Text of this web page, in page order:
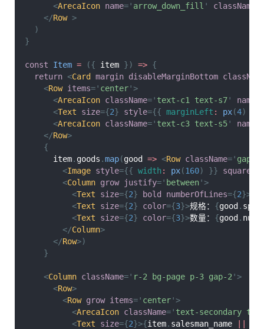
<ArecaIcon name=' arrow_down_fill ' className
</Row >
)
}
const Item = ({ item }) => {
return <Card margin disableMarginBottom
<Row items=' center'>
<ArecaIcon className=' text-c1 text-s7' name
<Text size={2} style={{ marginLeft : px(4)
<ArecaIcon className=' text-c3 text-s5' name
</Row>
{
      item
. goods .map(good => <Row className=' gap-3
<Image style={{ width : px(160) }} square
<Column grow justify=' between'>
<Text size={2} bold numberOfLines={2}>
<Text size={2} color={3}>规格： {good . spec
<Text size={2} color={3}>数量： {good . num
</Column>
</Row>)
}
<Column className=' r-2 bg-page p-3 gap-2 '>
<Row>
<Row grow items=' center'>
<ArecaIcon className=' text-secondary
<Text size={2}>{item. salesman_name